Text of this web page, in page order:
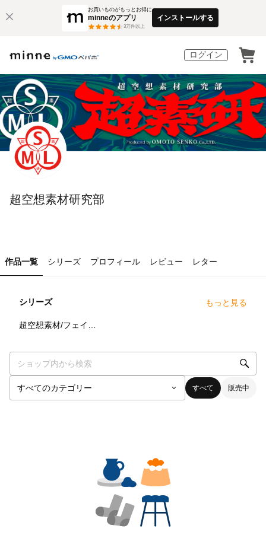
お買いものがもっとお得に
minneのアプリ
3万件以上
インストールする
ログイン
超空想素材研究部
作品一覧 シリーズ プロフィール レビュー レター
シリーズ もっと見る
すべて 販売中